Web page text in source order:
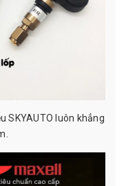
SKYAUTO luôn khẳng